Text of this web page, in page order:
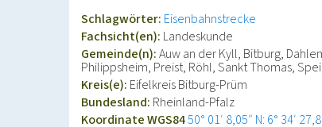
Schlagwörter: Eisenbahnstrecke
Fachsicht(en): Landeskunde
Gemeinde(n):Auw an der Kyll, Bitburg,
Philippsheim, Preist, Röhl, Sankt Thomas,
Kreis(e): Eifelkreis Bitburg-Prüm
Bundesland: Rheinland-Pfalz
Koordinate WGS8450° 01′ 8,05″ N: 6° 34′